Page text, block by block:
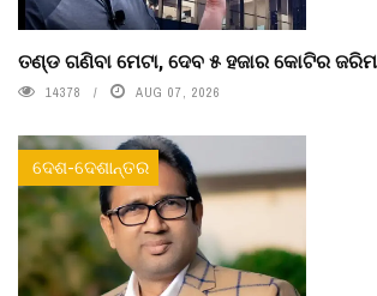
ତଣ୍ଡ ଗଣିବା ମେଟା, ଦେବ ୫ ହଜାର କୋଟିର
14378 AUG 07, 2026
ଦେଶ-ଦେଶାନ୍ତର